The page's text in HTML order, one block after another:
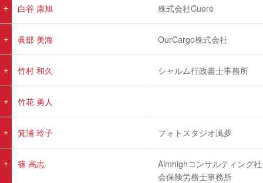
白谷 康旭 株式会社Cuore
眞部 美海 OurCargo株式会社
竹村 和久 シャルム行政書士事務所
竹花 勇人
箕浦 玲子 フォトスタジオ風夢
篠 高志
Aimhighコンサルティング社
会保険労務士事務所